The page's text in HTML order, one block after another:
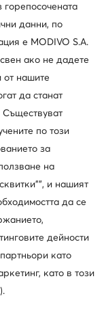
данни, по
е MODIVO S.A.
ако не дадете
от нашите
да станат
по този
за
на
и нашият
да се
дейности
като
като в този